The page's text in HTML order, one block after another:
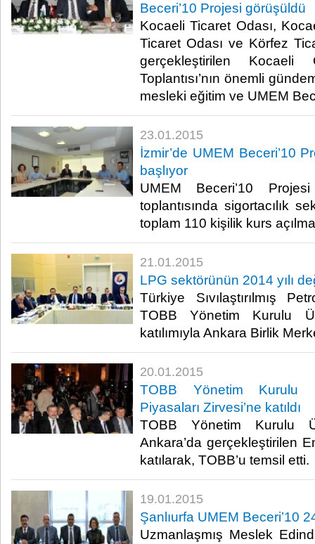
Beceri’10 Projesi görüşüldü
Kocaeli Ticaret Odası,
Ticaret Odası ve Körfez
gerçekleştirilen
Toplantısı’nın önemli
mesleki eğitim ve UMEM
23.01.2015
İzmir’de UMEM Beceri’10
başlıyor
UMEM Beceri’10
toplantısında sigortacılık
toplam 110 kişilik kurs
21.01.2015
LPG sektörünün 2014 yılı
Türkiye Sıvılaştırılmış
TOBB Yönetim Kurulu
katılımıyla Ankara Birlik
20.01.2015
TOBB Yönetim Kurulu
Piyasaları Zirvesi’ne katıldı
TOBB Yönetim Kurulu
Ankara’da gerçekleştirilen
katılarak, TOBB’u temsil etti.​
19.01.2015
Şanlıurfa UMEM Beceri’10
Uzmanlaşmış Meslek